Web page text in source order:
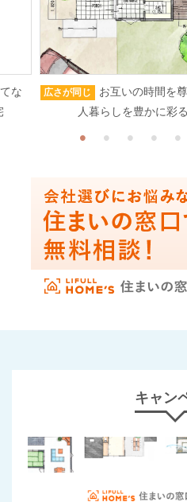
な
広さが同じ
お互いの時間を
人暮らしを豊かに彩
キャン